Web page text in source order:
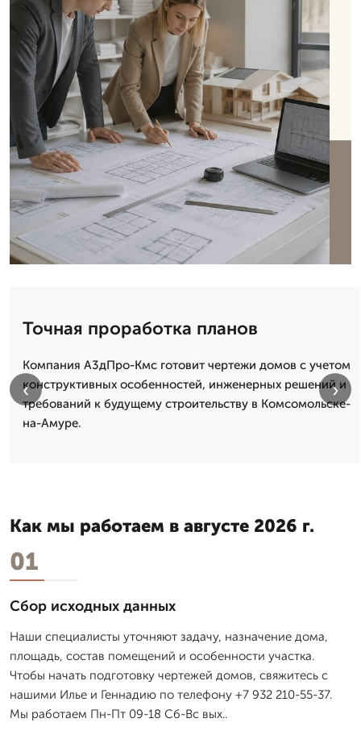
Точная проработка планов
Компания А3дПро-Кмс готовит чертежи домов с учетом
конструктивных особенностей, инженерных решений и
требований к будущему строительству в Комсомольске-
на-Амуре.
‹ ›
Как мы работаем в августе 2026 г.
01
Сбор исходных данных
Наши специалисты уточняют задачу, назначение дома,
площадь, состав помещений и особенности участка.
Чтобы начать подготовку чертежей домов, свяжитесь с
нашими Илье и Геннадию по телефону +7 932 210-55-37.
Мы работаем Пн-Пт 09-18 Сб-Вс вых..